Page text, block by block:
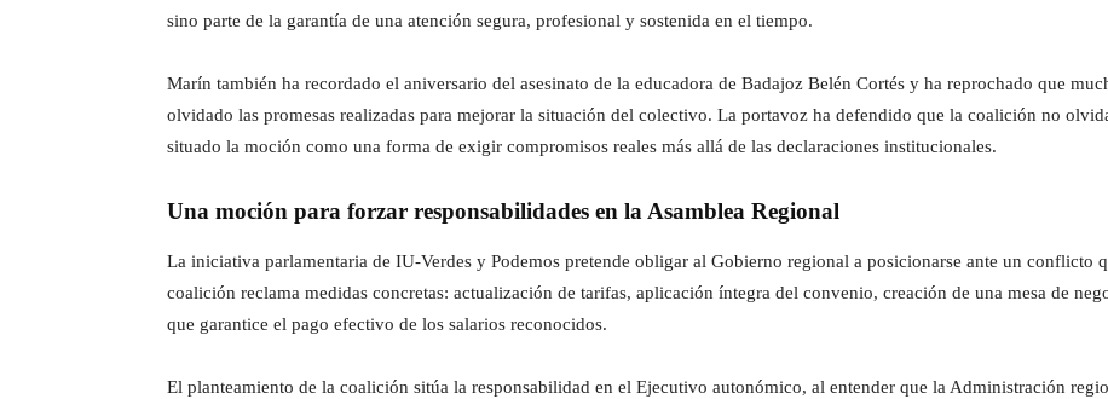
sino parte de la garantía de una atención segura, profesional y sostenida en el tiempo.
Marín también ha recordado el aniversario del asesinato de la educadora de Badajoz Belén Cortés y ha reprochado que
olvidado las promesas realizadas para mejorar la situación del colectivo. La portavoz ha defendido que la coalición no
situado la moción como una forma de exigir compromisos reales más allá de las declaraciones institucionales.
Una moción para forzar responsabilidades en la Asamblea Regional
La iniciativa parlamentaria de IU-Verdes y Podemos pretende obligar al Gobierno regional a posicionarse ante un conflicto
coalición reclama medidas concretas: actualización de tarifas, aplicación íntegra del convenio, creación de una mesa de
que garantice el pago efectivo de los salarios reconocidos.
El planteamiento de la coalición sitúa la responsabilidad en el Ejecutivo autonómico, al entender que la Administración